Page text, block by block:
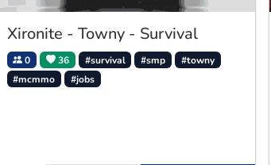
Xironite - Towny - Survival
0 36 #survival #smp
#towny
#mcmmo
#jobs